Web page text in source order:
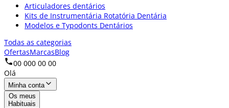
Articuladores dentários
Kits de Instrumentária Rotatória Dentária
Modelos e Typodonts Dentários
Todas as categorias
OfertasMarcasBlog
00 000 00 00
Olá
Minha conta
Os meus
Habituais